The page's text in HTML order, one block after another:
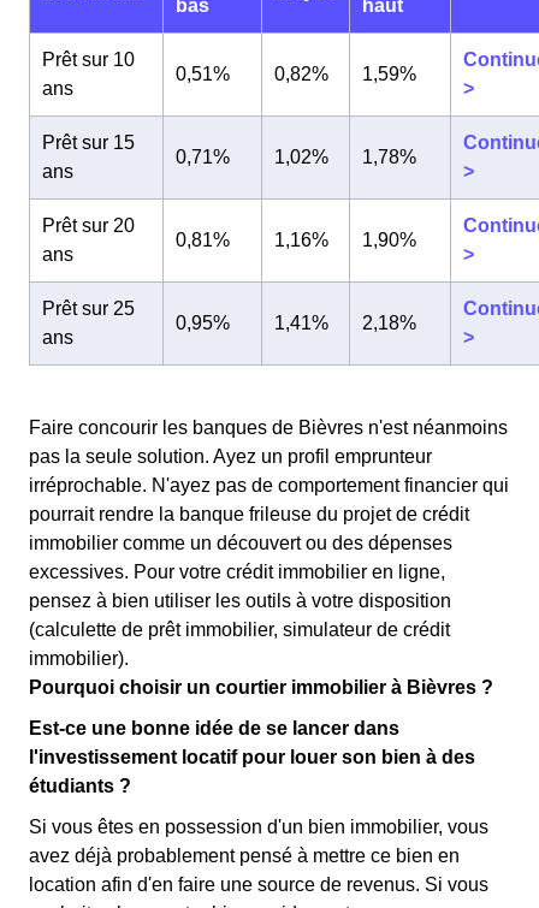
bas
haut
Prêt sur 10
ans
0,51% 0,82% 1,59%
>
Prêt sur 15
ans
0,71% 1,02% 1,78%
>
Prêt sur 20
ans
0,81% 1,16% 1,90%
>
Prêt sur 25
ans
0,95% 1,41% 2,18%
>
Faire concourir les banques de Bièvres n'est néanmoins
pas la seule solution. Ayez un profil emprunteur
irréprochable. N'ayez pas de comportement financier qui
pourrait rendre la banque frileuse du projet de crédit
immobilier comme un découvert ou des dépenses
excessives. Pour votre crédit immobilier en ligne,
pensez à bien utiliser les outils à votre disposition
(calculette de prêt immobilier, simulateur de crédit
immobilier).
Pourquoi choisir un courtier immobilier à Bièvres ?
Est-ce une bonne idée de se lancer dans
l'investissement locatif pour louer son bien à des
étudiants ?
Si vous êtes en possession d'un bien immobilier, vous
avez déjà probablement pensé à mettre ce bien en
location afin d'en faire une source de revenus. Si vous